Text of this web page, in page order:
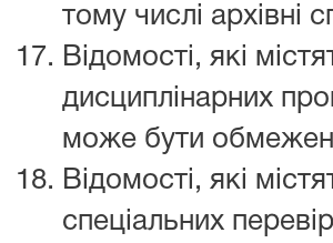
тому числі архівні
Відомості, які
дисциплінарних
може бути
Відомості, які
спеціальних